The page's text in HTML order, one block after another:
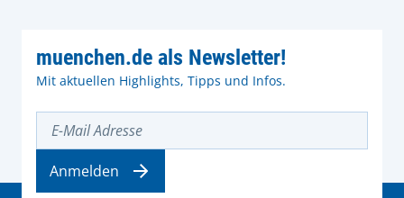
muenchen.de als Newsletter!
Mit aktuellen Highlights, Tipps und Infos.
Anmelden